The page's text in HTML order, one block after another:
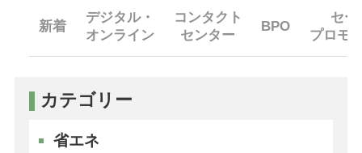
コンタクトセンター
BPO
教育・研修
建築・環境・調査
新着
デジタル・
オンライン
コンタクト
センター
BPO
セー
プロモ
カテゴリー
省エネ